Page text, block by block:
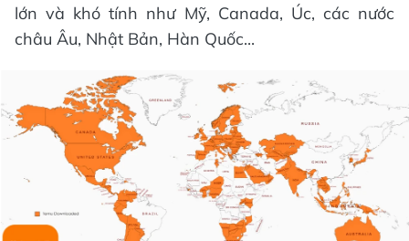
lớn và khó tính như Mỹ, Canada, Úc, các nước
châu Âu, Nhật Bản, Hàn Quốc...